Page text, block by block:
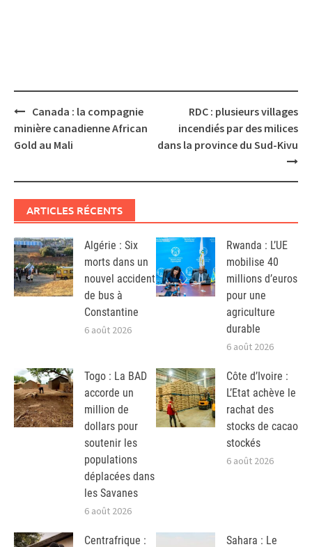
Post
navigation
Canada : la compagnie
minière canadienne African
Gold au Mali
RDC : plusieurs villages
incendiés par des milices
dans la province du Sud-Kivu
ARTICLES RÉCENTS
Algérie : Six
morts dans un
nouvel accident
de bus à
Constantine
6 août 2026
Rwanda : L’UE
mobilise 40
millions d’euros
pour une
agriculture
durable
6 août 2026
Togo : La BAD
accorde un
million de
dollars pour
soutenir les
populations
déplacées dans
les Savanes
6 août 2026
Côte d’Ivoire :
L’Etat achève le
rachat des
stocks de cacao
stockés
6 août 2026
Centrafrique :
Sahara : Le